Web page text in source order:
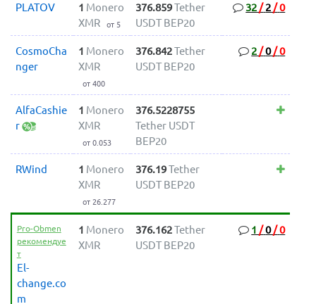
PLATOV 1 Monero
XMR
от 5
376.859Tether
USDT BEP20
32 / 2 /0
CosmoCha
nger
1 Monero
XMR
от 400
376.842Tether
USDT BEP20
2 /0/0
AlfaCashie
r
1 Monero
XMR
от 0.053
376.5228755
Tether USDT
BEP20
RWind 1 Monero
XMR
от 26.277
376.19Tether
USDT BEP20
Pro-Obmen
рекомендуе
т
El-
change.co
m
1 Monero
XMR
376.162Tether
USDT BEP20
1 /0/0